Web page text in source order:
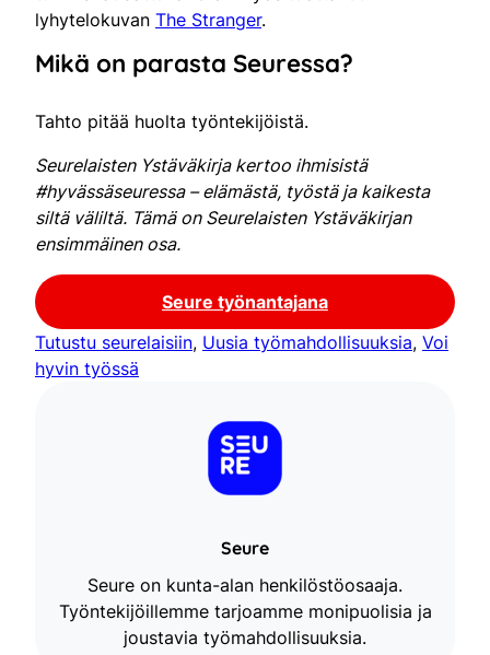
lyhytelokuvan The Stranger.
Mikä on parasta Seuressa?
Tahto pitää huolta työntekijöistä.
Seurelaisten Ystäväkirja kertoo ihmisistä
#hyvässäseuressa – elämästä, työstä ja kaikesta
siltä väliltä. Tämä on Seurelaisten Ystäväkirjan
ensimmäinen osa.
Seure työnantajana
Tutustu seurelaisiin, Uusia työmahdollisuuksia, Voi
hyvin työssä
Seure
Seure on kunta-alan henkilöstöosaaja.
Työntekijöillemme tarjoamme monipuolisia ja
joustavia työmahdollisuuksia.